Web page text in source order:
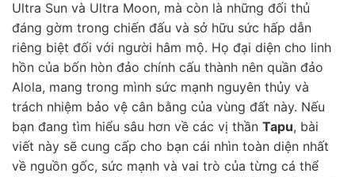
Ultra Sun và Ultra Moon, mà còn là những đối thủ
đáng gờm trong chiến đấu và sở hữu sức hấp dẫn
riêng biệt đối với người hâm mộ. Họ đại diện cho linh
hồn của bốn hòn đảo chính cấu thành nên quần đảo
Alola, mang trong mình sức mạnh nguyên thủy và
trách nhiệm bảo vệ cân bằng của vùng đất này. Nếu
bạn đang tìm hiểu sâu hơn về các vị thần Tapu, bài
viết này sẽ cung cấp cho bạn cái nhìn toàn diện nhất
về nguồn gốc, sức mạnh và vai trò của từng cá thể